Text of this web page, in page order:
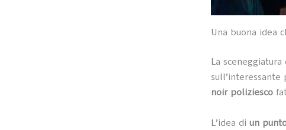
Una buona idea
La sceneggiatura
sull’interessante
noir poliziesco
L’idea di un